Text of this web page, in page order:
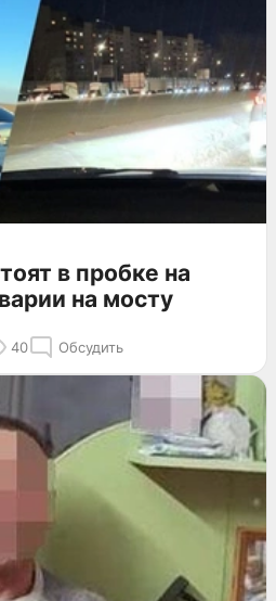
в пробке на
на мосту
40 Обсудить